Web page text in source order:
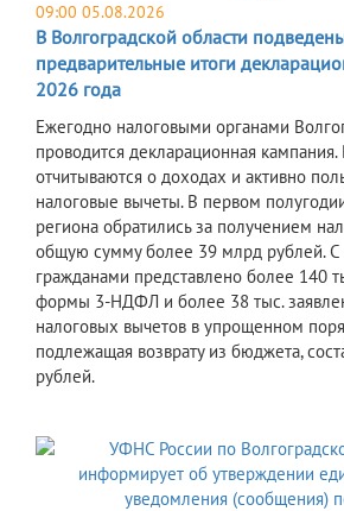
09:00 05.08.2026
В Волгоградской области
предварительные итоги
2026 года
Ежегодно налоговыми органами
проводится декларационная
отчитываются о доходах и активно
налоговые вычеты. В первом
региона обратились за получением
общую сумму более 39 млрд рублей. С
гражданами представлено более 140
формы 3-НДФЛ и более 38 тыс.
налоговых вычетов в упрощенном
подлежащая возврату из бюджета,
рублей.